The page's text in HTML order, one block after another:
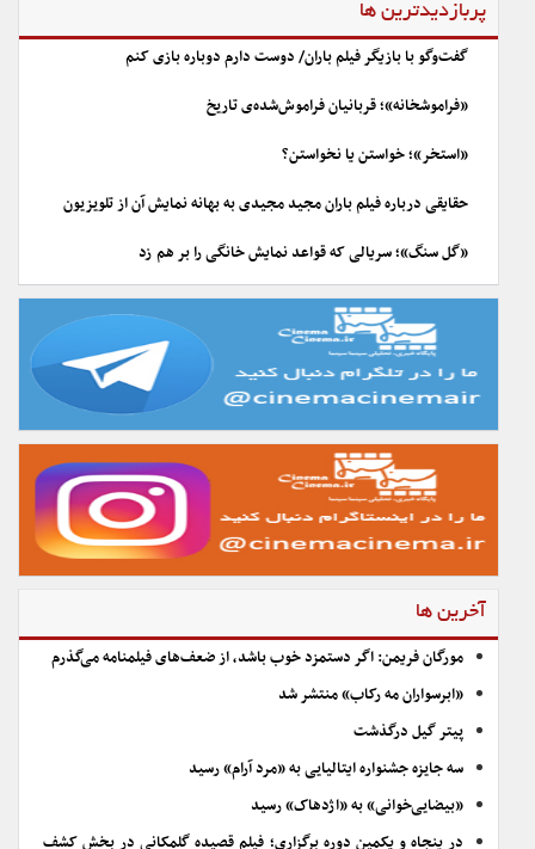
پربازدیدترین ها
گفت‌وگو با بازیگر فیلم باران/ دوست دارم دوباره بازی کنم
«فراموشخانه»؛ قربانیان فراموش‌شده‌ی تاریخ
«استخر»؛ خواستن یا نخواستن؟
حقایقی درباره فیلم باران مجید مجیدی به بهانه نمایش آن از تلویزیون
«گل سنگ»؛ سریالی که قواعد نمایش خانگی را بر هم زد
آخرین ها
مورگان فریمن: اگر دستمزد خوب باشد، از ضعف‌های فیلمنامه می‌گذرم
«ابرسواران مه رکاب» منتشر شد
پیتر گیل درگذشت
سه جایزه جشنواره ایتالیایی به «مرد آرام» رسید
«بیضایی‌خوانی» به «اژدهاک» رسید
در پنجاه و یکمین دوره برگزاری؛ فیلم قصیده گلمکانی در بخش کشف